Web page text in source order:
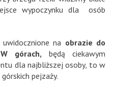
wypoczynku dla osób
na obrazie do
górach, będą ciekawym
dla najbliższej osoby, to w
pejzaży.